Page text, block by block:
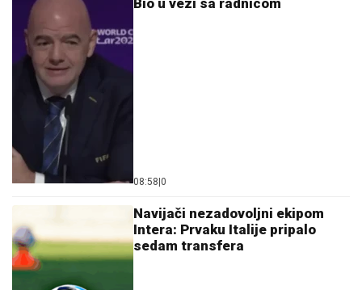
Bio u vezi sa radnicom
08:58 0
Navijači nezadovoljni ekipom
Intera: Prvaku Italije pripalo
sedam transfera